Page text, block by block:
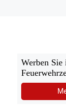
Werben Sie